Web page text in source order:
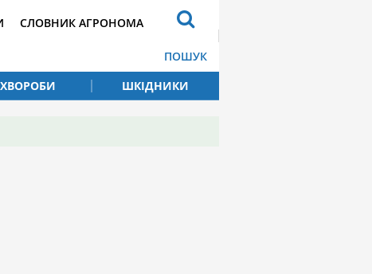
СЛОВНИК АГРОНОМА
ПОШУК
ХВОРОБИ ШКІДНИКИ